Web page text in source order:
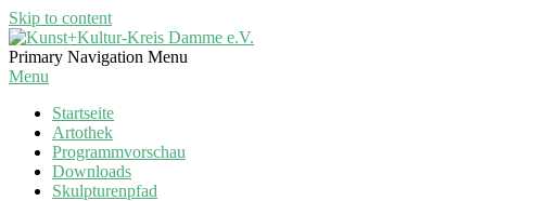
Skip to content
Kunst+Kultur-
Kreis
Primary Navigation Menu
Menu
Startseite
Artothek
Programmvorschau
Downloads
Skulpturenpfad